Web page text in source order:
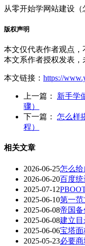
从零开始学网站建设（
版权声明
本文仅代表作者观点，
本文系作者授权发表，
本文链接： https://
上一篇： 新手学
骤）
下一篇： 怎么样
程）
相关文章
2026-06-25怎么
2026-06-20百度
2025-07-12
2025-06-10第一
2025-06-08帝国
2025-06-08建立
2025-06-06宝塔面
2025-05-23必要